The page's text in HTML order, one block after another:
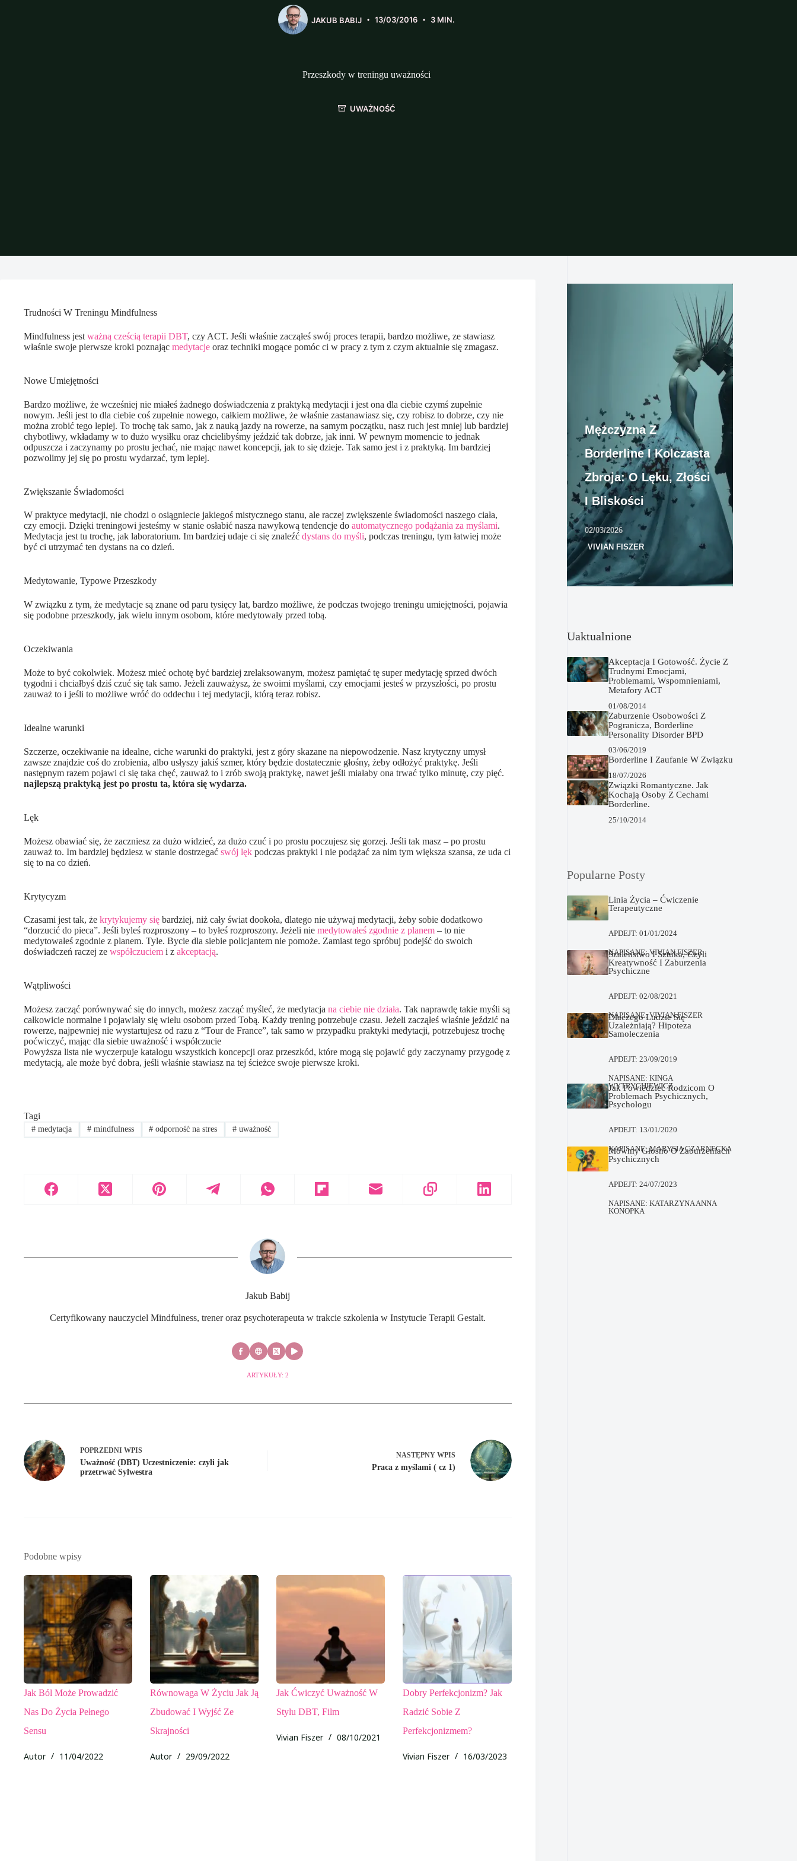
JAKUB BABIJ 13/03/2016 3 MIN.
Przeszkody w treningu uważności
UWAŻNOŚĆ
Trudności W Treningu Mindfulness
Mindfulness jest ważną cześcią terapii DBT, czy ACT. Jeśli właśnie zacząłeś swój proces terapii, bardzo możliwe, ze stawiasz
właśnie swoje pierwsze kroki poznając medytacje oraz techniki mogące pomóc ci w pracy z tym z czym aktualnie się zmagasz.
Nowe Umiejętności
Bardzo możliwe, że wcześniej nie miałeś żadnego doświadczenia z praktyką medytacji i jest ona dla ciebie czymś zupełnie
nowym. Jeśli jest to dla ciebie coś zupełnie nowego, całkiem możliwe, że właśnie zastanawiasz się, czy robisz to dobrze, czy nie
można zrobić tego lepiej. To trochę tak samo, jak z nauką jazdy na rowerze, na samym początku, nasz ruch jest mniej lub bardziej
chybotliwy, wkładamy w to dużo wysiłku oraz chcielibyśmy jeździć tak dobrze, jak inni. W pewnym momencie to jednak
odpuszcza i zaczynamy po prostu jechać, nie mając nawet koncepcji, jak to się dzieje. Tak samo jest i z praktyką. Im bardziej
pozwolimy jej się po prostu wydarzać, tym lepiej.
Zwiększanie Świadomości
W praktyce medytacji, nie chodzi o osiągniecie jakiegoś mistycznego stanu, ale raczej zwiększenie świadomości naszego ciała,
czy emocji. Dzięki treningowi jesteśmy w stanie osłabić nasza nawykową tendencje do automatycznego podążania za myślami.
Medytacja jest tu trochę, jak laboratorium. Im bardziej udaje ci się znaleźć dystans do myśli, podczas treningu, tym łatwiej może
być ci utrzymać ten dystans na co dzień.
Medytowanie, Typowe Przeszkody
W związku z tym, że medytacje są znane od paru tysięcy lat, bardzo możliwe, że podczas twojego treningu umiejętności, pojawia
się podobne przeszkody, jak wielu innym osobom, które medytowały przed tobą.
Oczekiwania
Może to być cokolwiek. Możesz mieć ochotę być bardziej zrelaksowanym, możesz pamiętać tę super medytację sprzed dwóch
tygodni i chciałbyś dziś czuć się tak samo. Jeżeli zauważysz, że swoimi myślami, czy emocjami jesteś w przyszłości, po prostu
zauważ to i jeśli to możliwe wróć do oddechu i tej medytacji, którą teraz robisz.
Idealne warunki
Szczerze, oczekiwanie na idealne, ciche warunki do praktyki, jest z góry skazane na niepowodzenie. Nasz krytyczny umysł
zawsze znajdzie coś do zrobienia, albo usłyszy jakiś szmer, który będzie dostatecznie głośny, żeby odłożyć praktykę. Jeśli
następnym razem pojawi ci się taka chęć, zauważ to i zrób swoją praktykę, nawet jeśli miałaby ona trwać tylko minutę, czy pięć.
najlepszą praktyką jest po prostu ta, która się wydarza.
Lęk
Możesz obawiać się, że zaczniesz za dużo widzieć, za dużo czuć i po prostu poczujesz się gorzej. Jeśli tak masz – po prostu
zauważ to. Im bardziej będziesz w stanie dostrzegać swój lęk podczas praktyki i nie podążać za nim tym większa szansa, ze uda ci
się to na co dzień.
Krytycyzm
Czasami jest tak, że krytykujemy się bardziej, niż cały świat dookoła, dlatego nie używaj medytacji, żeby sobie dodatkowo
“dorzucić do pieca”. Jeśli byleś rozproszony – to byłeś rozproszony. Jeżeli nie medytowałeś zgodnie z planem – to nie
medytowałeś zgodnie z planem. Tyle. Bycie dla siebie policjantem nie pomoże. Zamiast tego spróbuj podejść do swoich
doświadczeń raczej ze współczuciem i z akceptacją.
Wątpliwości
Możesz zacząć porównywać się do innych, możesz zacząć myśleć, że medytacja na ciebie nie działa. Tak naprawdę takie myśli są
całkowicie normalne i pojawiały się wielu osobom przed Tobą. Każdy trening potrzebuje czasu. Jeżeli zacząłeś właśnie jeździć na
rowerze, najpewniej nie wystartujesz od razu z “Tour de France”, tak samo w przypadku praktyki medytacji, potrzebujesz trochę
poćwiczyć, mając dla siebie uważność i współczucie
Powyższa lista nie wyczerpuje katalogu wszystkich koncepcji oraz przeszkód, które mogą się pojawić gdy zaczynamy przygodę z
medytacją, ale może być dobra, jeśli właśnie stawiasz na tej ścieżce swoje pierwsze kroki.
Tagi
#medytacja #mindfulness # odporność na stres # uważność
Jakub Babij
Certyfikowany nauczyciel Mindfulness, trener oraz psychoterapeuta w trakcie szkolenia w Instytucie Terapii Gestalt.
ARTYKUŁY: 2
POPRZEDNI WPIS
Uważność (DBT) Uczestniczenie: czyli jak
przetrwać Sylwestra
NASTĘPNY WPIS
Praca z myślami ( cz 1)
Podobne wpisy
Jak Ból Może Prowadzić
Nas Do Życia Pełnego
Sensu
Autor 11/04/2022
Równowaga W Życiu Jak Ją
Zbudować I Wyjść Ze
Skrajności
Autor 29/09/2022
Jak Ćwiczyć Uważność W
Stylu DBT, Film
Vivian Fiszer 08/10/2021
Dobry Perfekcjonizm? Jak
Radzić Sobie Z
Perfekcjonizmem?
Vivian Fiszer 16/03/2023
Mężczyzna Z
Borderline I Kolczasta
Zbroja: O Lęku, Złości
I Bliskości
02/03/2026
VIVIAN FISZER
Uaktualnione
Akceptacja I Gotowość. Życie Z
Trudnymi Emocjami,
Problemami, Wspomnieniami,
Metafory ACT
01/08/2014
Zaburzenie Osobowości Z
Pogranicza, Borderline
Personality Disorder BPD
03/06/2019
Borderline I Zaufanie W Związku
18/07/2026
Związki Romantyczne. Jak
Kochają Osoby Z Cechami
Borderline.
25/10/2014
Popularne Posty
Linia Życia – Ćwiczenie
Terapeutyczne
APDEJT:01/01/2024
NAPISANE:VIVIAN FISZER
Szaleństwo I Sztuka, Czyli
Kreatywność I Zaburzenia
Psychiczne
APDEJT:02/08/2021
NAPISANE:VIVIAN FISZER
Dlaczego Ludzie Się
Uzależniają? Hipoteza
Samoleczenia
APDEJT:23/09/2019
NAPISANE:KINGA
WYTRYCHIEWICZ
Jak Powiedzieć Rodzicom O
Problemach Psychicznych,
Psychologu
APDEJT: 13/01/2020
NAPISANE:MARYSIA CZARNECKA
Mówmy Głośno O Zaburzeniach
Psychicznych
APDEJT:24/07/2023
NAPISANE:KATARZYNA ANNA
KONOPKA